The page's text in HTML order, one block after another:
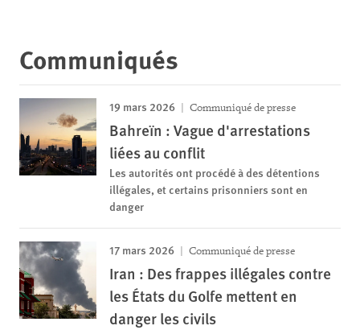
Communiqués
19 mars 2026 Communiqué de presse
Bahreïn : Vague d'arrestations
liées au conflit
Les autorités ont procédé à des détentions
illégales, et certains prisonniers sont en
danger
17 mars 2026 Communiqué de presse
Iran : Des frappes illégales contre
les États du Golfe mettent en
danger les civils